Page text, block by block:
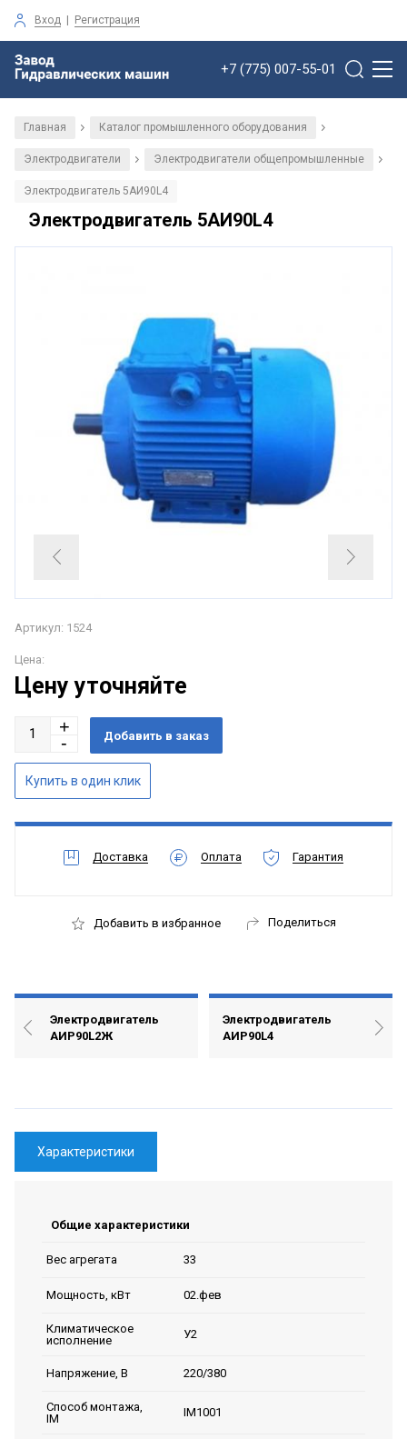
Вход | Регистрация
+7 (775) 007-55-01
Главная / Каталог промышленного оборудования /
Электродвигатели / Электродвигатели общепромышленные /
Электродвигатель 5АИ90L4
Электродвигатель 5АИ90L4
Артикул: 1524
Цена:
Цену уточняйте
Доставка Оплата Гарантия
Добавить в избранное Поделиться
Электродвигатель
АИР90L2Ж
Электродвигатель
АИР90L4
Характеристики
Общие характеристики
Вес агрегата 33
Мощность, кВт 02.фев
Климатическое
исполнение
У2
Напряжение, В 220/380
Способ монтажа,
IM
IM1001